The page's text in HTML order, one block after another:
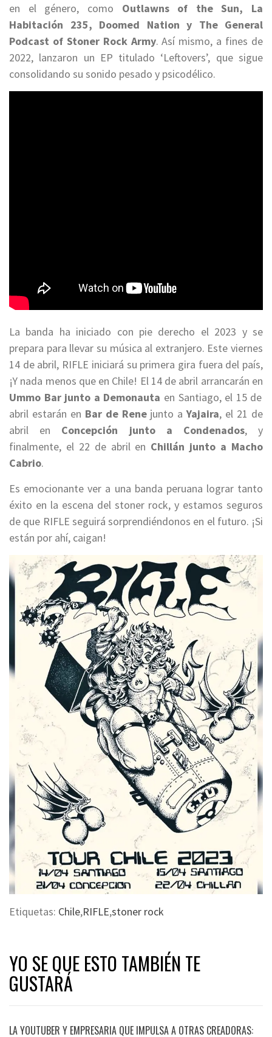
en el género, como Outlawns of the Sun, La
Habitación 235, Doomed Nation y The General
Podcast of Stoner Rock Army. Así mismo, a fines de
2022, lanzaron un EP titulado ‘Leftovers’, que sigue
consolidando su sonido pesado y psicodélico.
La banda ha iniciado con pie derecho el 2023 y se
prepara para llevar su música al extranjero. Este viernes
14 de abril, RIFLE iniciará su primera gira fuera del país,
¡Y nada menos que en Chile! El 14 de abril arrancarán en
Ummo Bar junto a Demonauta en Santiago, el 15 de
abril estarán en Bar de Renejunto aYajaira, el 21 de
abril en Concepción junto a Condenados, y
finalmente, el 22 de abril en Chillán junto a Macho
Cabrio.
Es emocionante ver a una banda peruana lograr tanto
éxito en la escena del stoner rock, y estamos seguros
de que RIFLE seguirá sorprendiéndonos en el futuro. ¡Si
están por ahí, caigan!
Etiquetas: Chile,RIFLE,stoner rock
YO SE QUE ESTO TAMBIÉN TE
GUSTARÁ
LA YOUTUBER Y EMPRESARIA QUE IMPULSA A OTRAS CREADORAS: